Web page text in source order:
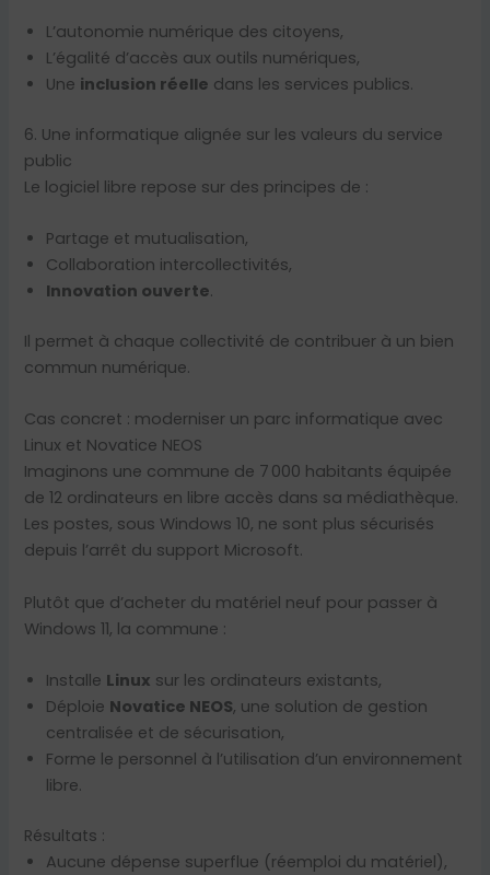
L’autonomie numérique des citoyens,
L’égalité d’accès aux outils numériques,
Une inclusion réelle dans les services publics.
6. Une informatique alignée sur les valeurs du service
public
Le logiciel libre repose sur des principes de :
Partage et mutualisation,
Collaboration intercollectivités,
Innovation ouverte.
Il permet à chaque collectivité de contribuer à un bien
commun numérique.
Cas concret : moderniser un parc informatique avec
Linux et Novatice NEOS
Imaginons une commune de 7 000 habitants équipée
de 12 ordinateurs en libre accès dans sa médiathèque.
Les postes, sous Windows 10, ne sont plus sécurisés
depuis l’arrêt du support Microsoft.
Plutôt que d’acheter du matériel neuf pour passer à
Windows 11, la commune :
Installe Linux sur les ordinateurs existants,
Déploie Novatice NEOS, une solution de gestion
centralisée et de sécurisation,
Forme le personnel à l’utilisation d’un environnement
libre.
Résultats :
Aucune dépense superflue (réemploi du matériel),